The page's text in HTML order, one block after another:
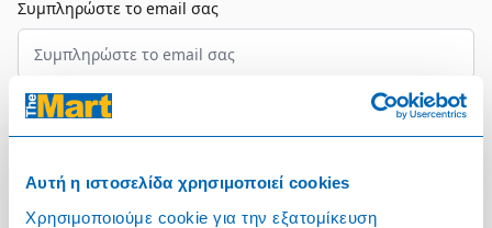
Αυτή η ιστοσελίδα χρησιμοποιεί cookies
Χρησιμοποιούμε cookie για την εξατομίκευση
Συμπληρώστε το email σας
Επιλέξτε τον τομέα σας